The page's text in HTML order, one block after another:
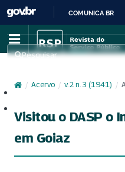
COMUNICA BR
Pesquisar
/ Acervo / v. 2 n. 3 (1941) /
Visitou o DASP o
em Goiaz